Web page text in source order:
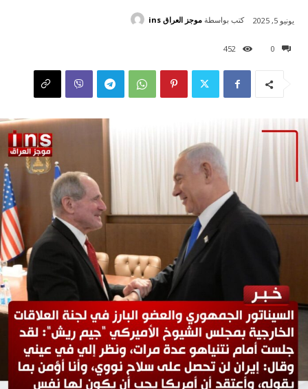
0
452
يونيو 5, 2025 كتب بواسطة موجز العراق ins